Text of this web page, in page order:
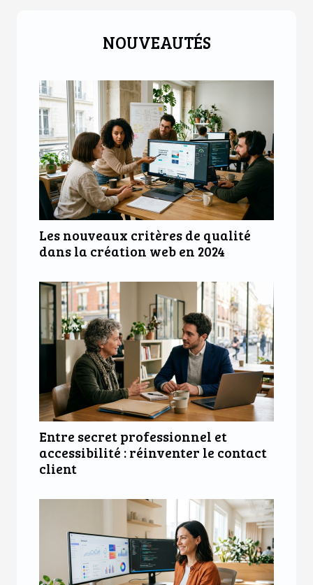
NOUVEAUTÉS
Les nouveaux critères de qualité
dans la création web en 2024
Entre secret professionnel et
accessibilité : réinventer le contact
client